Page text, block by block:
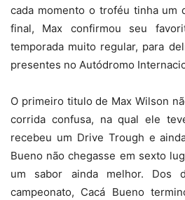
cada momento o troféu tinha um
final, Max confirmou seu
temporada muito regular, para
presentes no Autódromo
O primeiro titulo de Max Wilson
corrida confusa, na qual ele
recebeu um Drive Trough e
Bueno não chegasse em sexto
um sabor ainda melhor. Dos
campeonato, Cacá Bueno